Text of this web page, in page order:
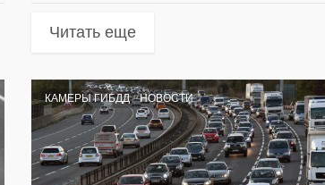
Читать еще
КАМЕРЫ ГИБДД НОВОСТИ